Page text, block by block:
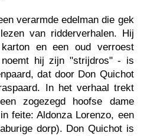
verarmde edelman die gek
van ridderverhalen. Hij
en een oud verroest
hij zijn "strijdros" - is
dat door Don Quichot
In het verhaal trekt
zogezegd hoofse dame
feite: Aldonza Lorenzo, een
dorp). Don Quichot is